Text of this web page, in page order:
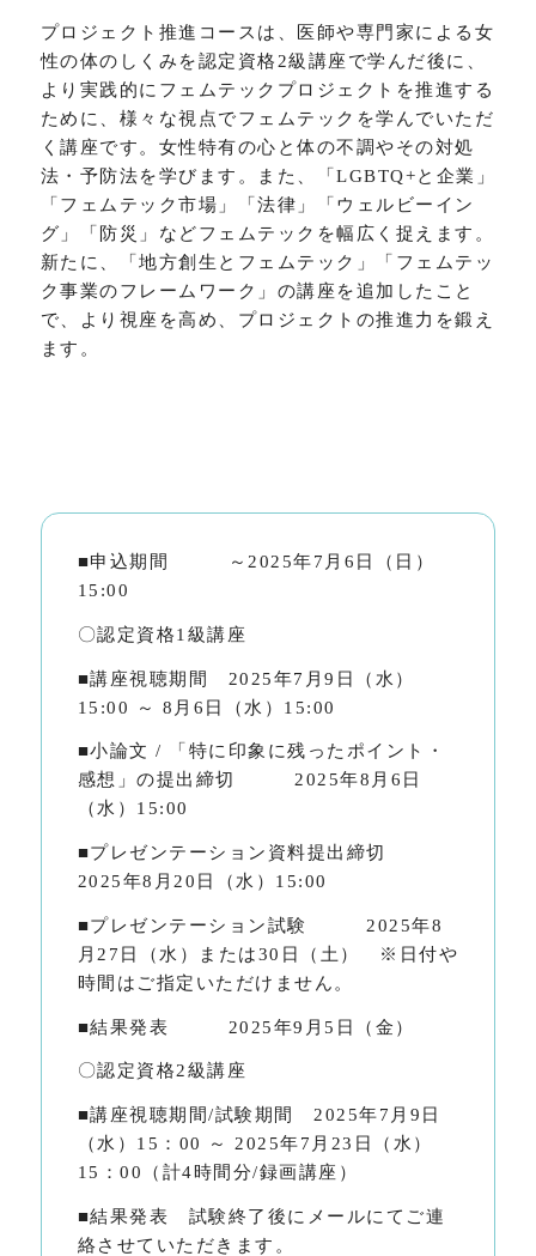
プロジェクト推進コースは、医師や専門家による女
性の体のしくみを認定資格2級講座で学んだ後に、
より実践的にフェムテックプロジェクトを推進する
ために、様々な視点でフェムテックを学んでいただ
く講座です。女性特有の心と体の不調やその対処
法・予防法を学びます。また、「LGBTQ+と企業」
「フェムテック市場」「法律」「ウェルビーイン
グ」「防災」などフェムテックを幅広く捉えます。
新たに、「地方創生とフェムテック」「フェムテッ
ク事業のフレームワーク」の講座を追加したこと
で、より視座を高め、プロジェクトの推進力を鍛え
ます。
■申込期間 ～2025年7月6日（日）
15:00
〇認定資格1級講座
■講座視聴期間 2025年7月9日（水）
15:00 ～ 8月6日（水）15:00
■小論文 / 「特に印象に残ったポイント・
感想」の提出締切 2025年8月6日
（水）15:00
■プレゼンテーション資料提出締切
2025年8月20日（水）15:00
■プレゼンテーション試験 2025年8
月27日（水）または30日（土） ※日付や
時間はご指定いただけません。
■結果発表 2025年9月5日（金）
〇認定資格2級講座
■講座視聴期間/試験期間 2025年7月9日
（水）15：00 ～ 2025年7月23日（水）
15：00（計4時間分/録画講座）
■結果発表 試験終了後にメールにてご連
絡させていただきます。